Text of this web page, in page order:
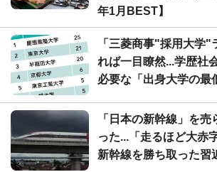
年1月BEST】
「三菱商事"採用大学"
れば一目瞭然...学歴社
必要な「出身大学の最
「日本の新幹線」を
った...「走るほど大赤
新幹線を勝ち取った習